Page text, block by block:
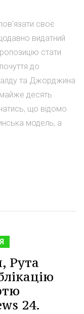
своє
видатний
стати
до
та Джорджина
десять
що відомо
модель, а
Рута
24.